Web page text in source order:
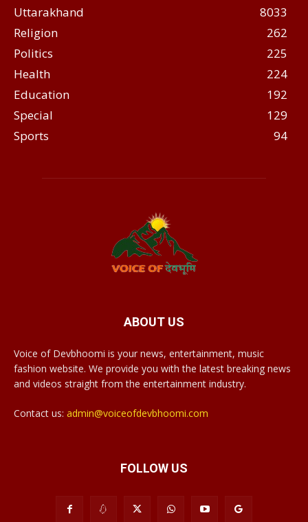
Uttarakhand
8033
Religion
262
Politics
225
Health
224
Education
192
Special
129
Sports
94
ABOUT US
Voice of Devbhoomi is your news, entertainment, music
fashion website. We provide you with the latest breaking news
and videos straight from the entertainment industry.
Contact us: admin@voiceofdevbhoomi.com
FOLLOW US